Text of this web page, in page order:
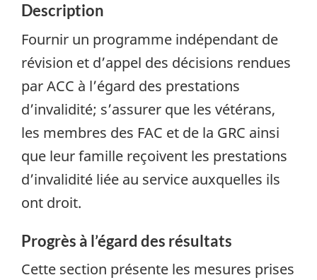
Description
Fournir un programme indépendant de
révision et d’appel des décisions rendues
par ACC à l’égard des prestations
d’invalidité; s’assurer que les vétérans,
les membres des FAC et de la GRC ainsi
que leur famille reçoivent les prestations
d’invalidité liée au service auxquelles ils
ont droit.
Progrès à l’égard des résultats
Cette section présente les mesures prises